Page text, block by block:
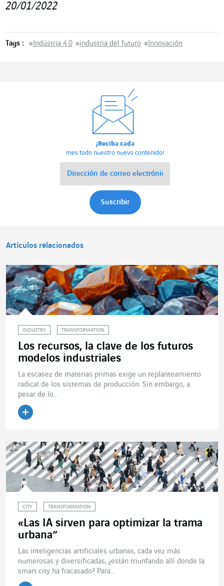
20/01/2022
Tags : #Indústria 4.0 #industria del futuro #Innovación
¡Reciba cada
mes todo nuestro nuevo contenido!
Artículos relacionados
INDUSTRY TRANSFORMATION
Los recursos, la clave de los futuros
modelos industriales
La escasez de materias primas exige un replanteamiento
radical de los sistemas de producción. Sin embargo, a
pesar de lo...
CITY TRANSFORMATION
«Las IA sirven para optimizar la trama
urbana”
Las inteligencias artificiales urbanas, cada vez más
numerosas y diversificadas, ¿están triunfando allí donde la
smart city ha fracasado? Para...